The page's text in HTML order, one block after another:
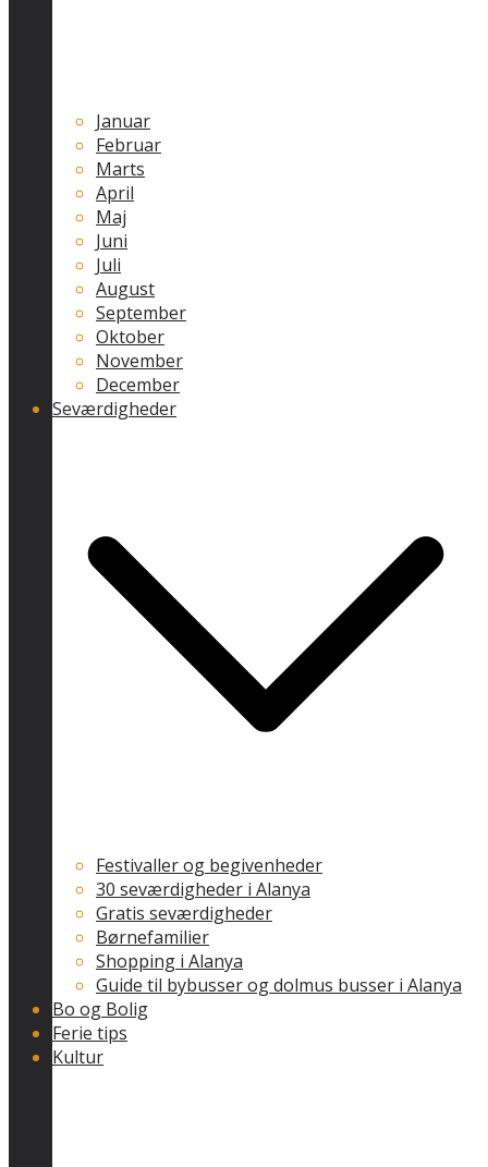
Januar
Februar
Marts
April
Maj
Juni
Juli
August
September
Oktober
November
December
Seværdigheder
Festivaller og begivenheder
30 seværdigheder i Alanya
Gratis seværdigheder
Børnefamilier
Shopping i Alanya
Guide til bybusser og dolmus busser i Alanya
Bo og Bolig
Ferie tips
Kultur